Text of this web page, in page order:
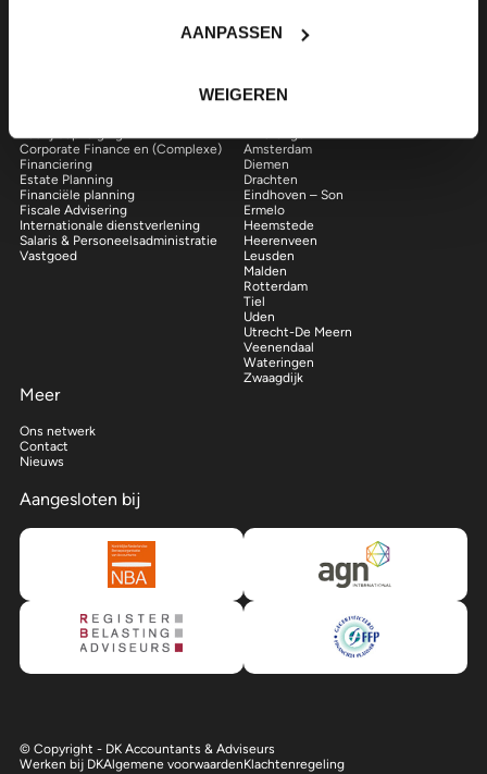
AANPASSEN
WEIGEREN
Bedrijfsopvolging
Corporate Finance en (Complexe)
Financiering
Estate Planning
Financiële planning
Fiscale Advisering
Internationale dienstverlening
Salaris & Personeelsadministratie
Vastgoed
Amerongen
Amsterdam
Diemen
Drachten
Eindhoven – Son
Ermelo
Heemstede
Heerenveen
Leusden
Malden
Rotterdam
Tiel
Uden
Utrecht-De Meern
Veenendaal
Wateringen
Zwaagdijk
Meer
Ons netwerk
Contact
Nieuws
Aangesloten bij
© Copyright - DK Accountants & Adviseurs
Werken bij DKAlgemene voorwaardenKlachtenregeling